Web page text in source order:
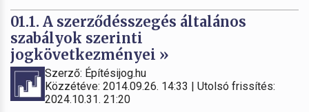
01.1. A szerződésszegés általános
szabályok szerinti
jogkövetkezményei »
Szerző: Építésijog.hu
Közzétéve: 2014.09.26. 14:33 | Utolsó frissítés:
2024.10.31. 21:20